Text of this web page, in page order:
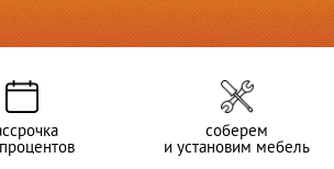
соберем
и установим мебель